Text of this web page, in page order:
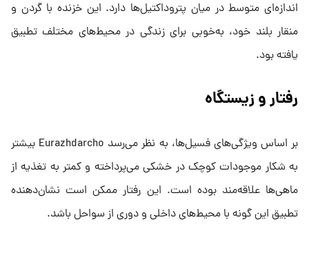
اندازه‌ای متوسط در میان پتروداکتیل‌ها دارد. این خزنده با گردن و
منقار بلند خود، به‌خوبی برای زندگی در محیط‌های مختلف تطبیق
یافته بود.
رفتار و زیستگاه
بر اساس ویژگی‌های فسیل‌ها، به نظر می‌رسد Eurazhdarcho بیشتر
به شکار موجودات کوچک در خشکی می‌پرداخته و کمتر به تغذیه از
ماهی‌ها علاقه‌مند بوده است. این رفتار ممکن است نشان‌دهنده
تطبیق این گونه با محیط‌های داخلی و دوری از سواحل باشد.